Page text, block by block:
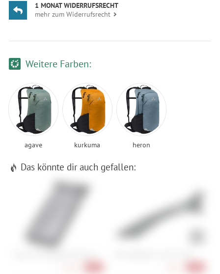
1 MONAT WIDERRUFSRECHT
mehr zum Widerrufsrecht
Weitere Farben:
agave kurkuma heron
Das könnte dir auch gefallen: